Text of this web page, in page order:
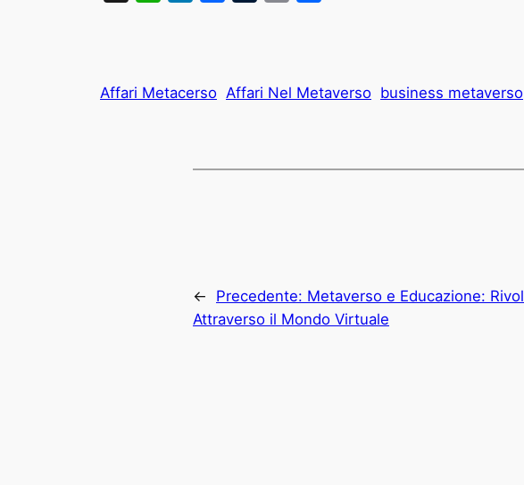
Affari Metacerso Affari Nel Metaverso business metaverso
← Precedente: Metaverso e Educazione:
Attraverso il Mondo Virtuale